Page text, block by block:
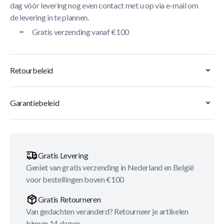
dag vóór levering nog even contact met u op via e-mail om
de levering in te plannen.
Gratis verzending vanaf €100
Retourbeleid
Garantiebeleid
Gratis Levering
Geniet van gratis verzending in Nederland en België
voor bestellingen boven €100
Gratis Retourneren
Van gedachten veranderd? Retourneer je artikelen